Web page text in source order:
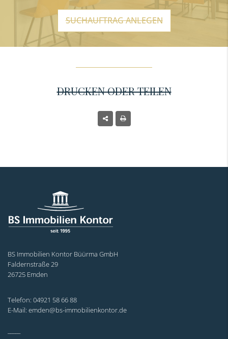
SUCHAUFTRAG ANLEGEN
DRUCKEN ODER TEILEN
BS Immobilien Kontor Büürma GmbH
Faldernstraße 29
26725 Emden
Telefon: 04921 58 66 88
E-Mail: emden@bs-immobilienkontor.de